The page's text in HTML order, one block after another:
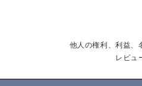
他人の権利、利益、
レビュ